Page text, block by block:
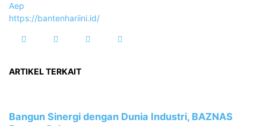
Aep
https://bantenhariini.id/
ARTIKEL TERKAIT
Bangun Sinergi dengan Dunia Industri, BAZNAS